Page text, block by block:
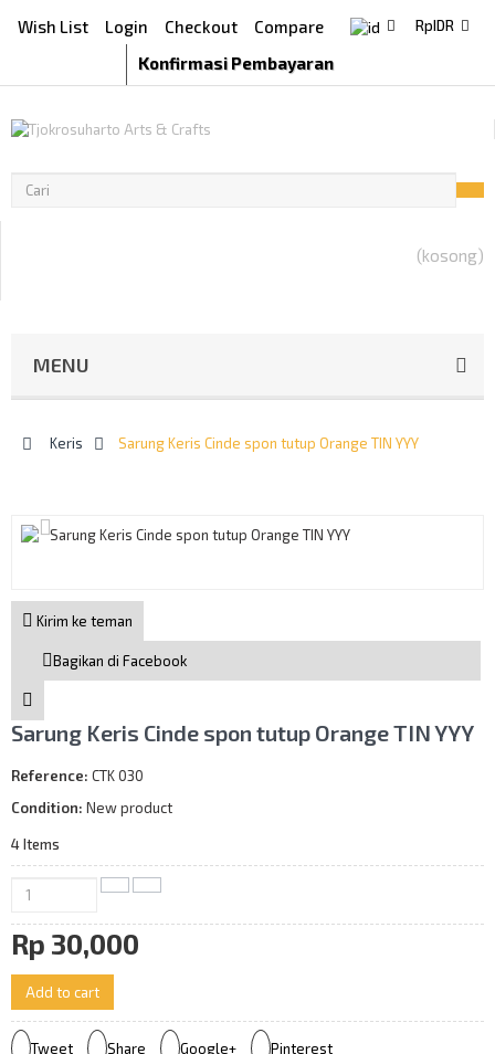
Wish List Login Checkout Compare Rp‎IDR
Konfirmasi Pembayaran
(kosong)
MENU
> Keris > Sarung Keris Cinde spon tutup Orange TIN YYY
Kirim ke teman
Bagikan di Facebook
Sarung Keris Cinde spon tutup Orange TIN YYY
Reference: CTK 030
Condition: New product
4Items
Rp‎ 30,000
Add to cart
Tweet Share Google+ Pinterest